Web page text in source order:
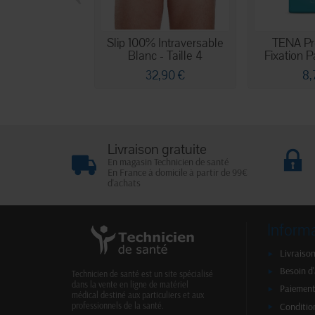
Slip 100% Intraversable
Blanc - Taille 4
32,90 €
TENA
Fixation
Livraison gratuite
En magasin Technicien de santé
En France à domicile à partir de 99€
d'achats
Technicien de santé est un site spécialisé
dans la vente en ligne de matériel
médical destiné aux particuliers et aux
professionnels de la santé.
Besoin